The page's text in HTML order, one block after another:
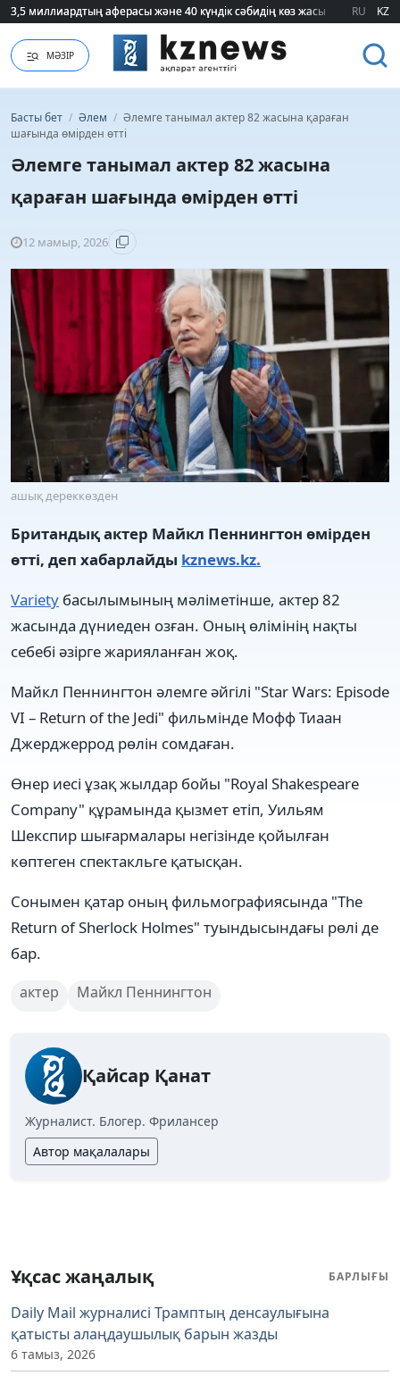
3,5 миллиардтың аферасы және 40 күндік сәбидің көз жасы:
3,5 миллиардтың аферасы және 40 күндік сәбидің көз жасы: RU KZ
МӘЗІР
Басты бет / Әлем / Әлемге танымал актер 82 жасына қараған
шағында өмірден өтті
Әлемге танымал актер 82 жасына
қараған шағында өмірден өтті
12 мамыр, 2026
ашық дереккөзден
Британдық актер Майкл Пеннингтон өмірден
өтті, деп хабарлайды kznews.kz.
Variety басылымының мәліметінше, актер 82
жасында дүниеден озған. Оның өлімінің нақты
себебі әзірге жарияланған жоқ.
Майкл Пеннингтон әлемге әйгілі "Star Wars: Episode
VI – Return of the Jedi" фильмінде Мофф Тиаан
Джерджеррод рөлін сомдаған.
Өнер иесі ұзақ жылдар бойы "Royal Shakespeare
Company" құрамында қызмет етіп, Уильям
Шекспир шығармалары негізінде қойылған
көптеген спектакльге қатысқан.
Сонымен қатар оның фильмографиясында "The
Return of Sherlock Holmes" туындысындағы рөлі де
бар.
актер Майкл Пеннингтон
Қайсар Қанат
Журналист. Блогер. Фрилансер
Автор мақалалары
Ұқсас жаңалық БАРЛЫҒЫ
Daily Mail журналисі Трамптың денсаулығына
қатысты алаңдаушылық барын жазды
6 тамыз, 2026